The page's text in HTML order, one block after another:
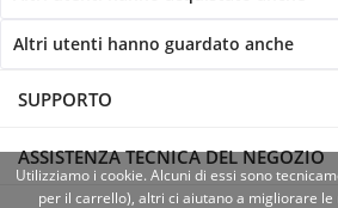
Altri utenti hanno guardato anche
SUPPORTO
ASSISTENZA TECNICA DEL NEGOZIO
Utilizziamo i cookie. Alcuni di essi sono
per il carrello), altri ci aiutano a migliorare